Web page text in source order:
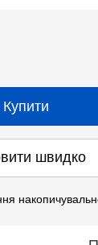
Купити
швидко